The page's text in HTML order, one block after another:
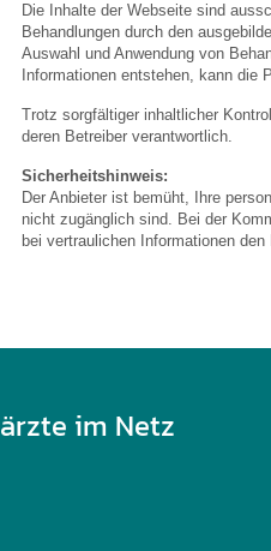
U0-Vorsorge
Die Inhalte der Webseite sind
Behandlungen durch den
Auswahl und Anwendung von
Informationen entstehen, kann die
Trotz sorgfältiger inhaltlicher
deren Betreiber verantwortlich.
Sicherheitshinweis:
Der Anbieter ist bemüht, Ihre
nicht zugänglich sind. Bei der
bei vertraulichen Informationen
im Netz